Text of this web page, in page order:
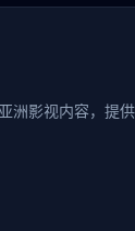
洲影视内容，提